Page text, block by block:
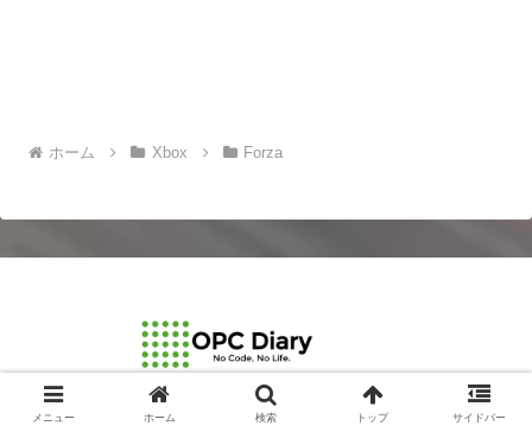
ホーム Xbox Forza
© 2003-2026 OPCDiary.
メニュー ホーム 検索 トップ サイドバー